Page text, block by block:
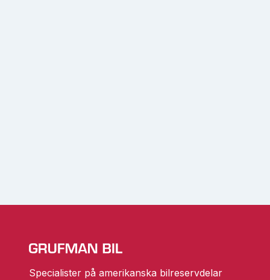
Specialister på amerikanska bilreservdelar